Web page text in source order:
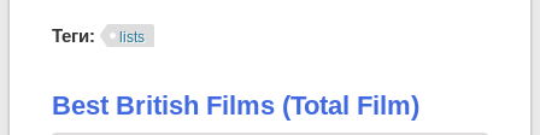
Теги: lists
Best British Films (Total Film)